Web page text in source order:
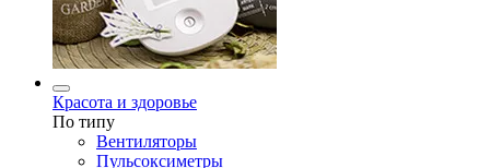
Красота и здоровье
По типу
Вентиляторы
Пульсоксиметры